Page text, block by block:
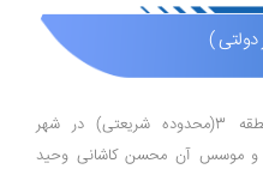
دولتی )
مدرسهنیکان پسرانه(غیر دولتی)در منطقه 3(محدوده شریعتی) در شهر
و موسس آن محسن کاشانی وحید